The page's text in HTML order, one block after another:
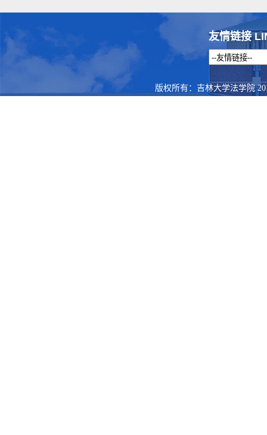
友情链接
版权所有：吉林大学法学院